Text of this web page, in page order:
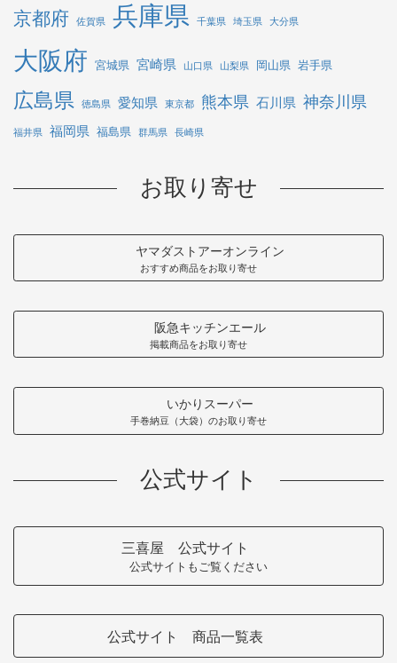
京都府 佐賀県 兵庫県 千葉県 埼玉県 大分県
大阪府 宮城県 宮崎県 山口県 山梨県 岡山県 岩手県
広島県 徳島県 愛知県 東京都 熊本県 石川県 神奈川県
福井県 福岡県 福島県 群馬県 長崎県
お取り寄せ
ヤマダストアーオンライン
おすすめ商品をお取り寄せ
阪急キッチンエール
掲載商品をお取り寄せ
いかりスーパー
手巻納豆（大袋）のお取り寄せ
公式サイト
三喜屋 公式サイト
公式サイトもご覧ください
公式サイト 商品一覧表